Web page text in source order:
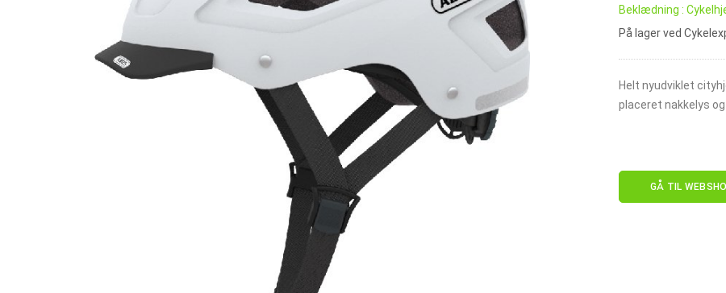
Beklædning :
På lager ved
Helt nyudviklet
placeret nakkelys
GÅ TIL